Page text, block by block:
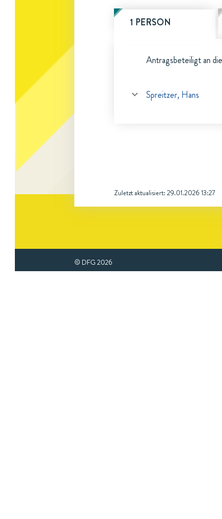
1 PERSON
Antragsbeteiligt an
Spreitzer, Hans
Zuletzt aktualisiert: 29.01.2026 13:27
© DFG 2026